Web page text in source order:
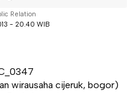
- 20.40 WIB
Relation
wirausaha cijeruk, bogor)